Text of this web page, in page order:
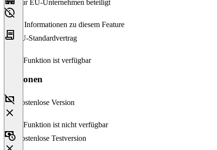
Nur EU-Unternehmen beteiligt
Keine Informationen zu diesem Feature
EU-Standardvertrag
Diese Funktion ist verfügbar
Versionen
Kostenlose Version
Diese Funktion ist nicht verfügbar
Kostenlose Testversion